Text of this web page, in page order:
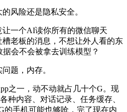
风险还是隐私安全。
一个AI读你所有的微信聊天
老板的消息，不想让外人看的东
会不会被拿去训练模型？
题，内存。
之一，动不动就占几十个G。现
种内容、对话记录、任务缓存、
的手机可能也够呛，完了现在内